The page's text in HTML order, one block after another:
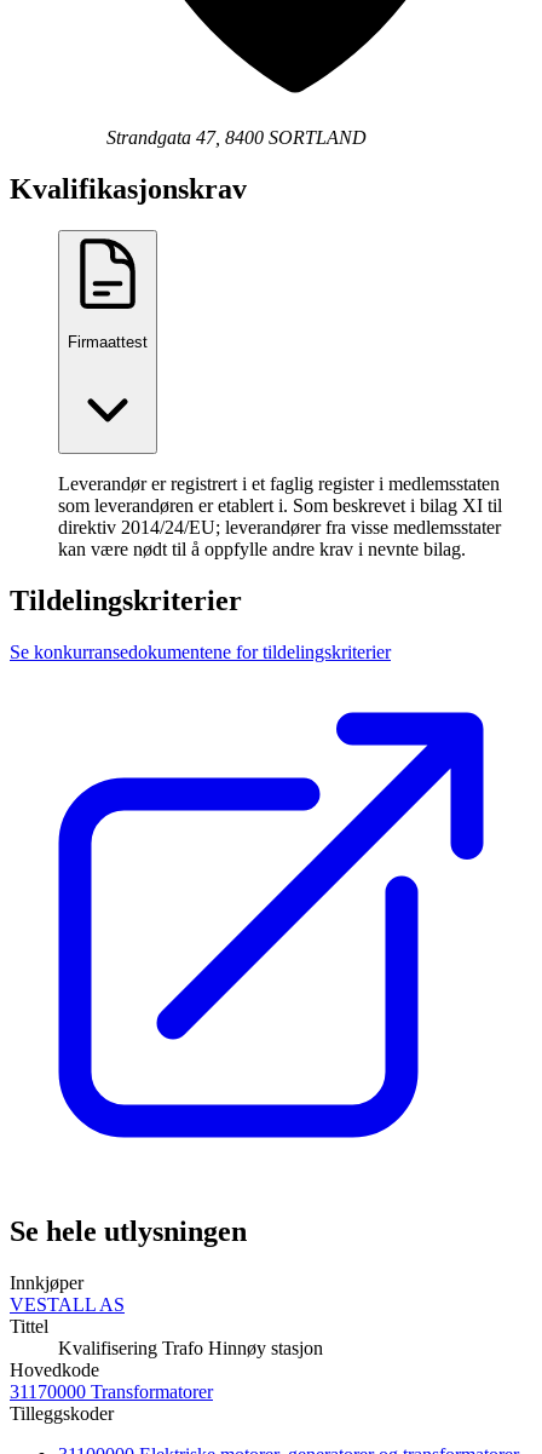
Strandgata 47, 8400 SORTLAND
Kvalifikasjonskrav
Firmaattest
Leverandør er registrert i et faglig register i medlemsstaten
som leverandøren er etablert i. Som beskrevet i bilag XI til
direktiv 2014/24/EU; leverandører fra visse medlemsstater
kan være nødt til å oppfylle andre krav i nevnte bilag.
Tildelingskriterier
Se konkurransedokumentene for tildelingskriterier
Se hele utlysningen
Innkjøper
VESTALL AS
Tittel
Kvalifisering Trafo Hinnøy stasjon
Hovedkode
31170000 Transformatorer
Tilleggskoder